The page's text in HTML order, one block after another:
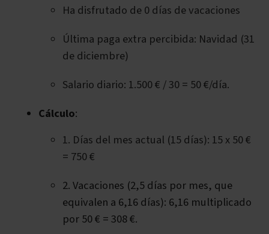
Ha disfrutado de 0 días de vacaciones
Última paga extra percibida: Navidad (31
de diciembre)
Salario diario: 1.500 € / 30 = 50 €/día.
Cálculo:
1. Días del mes actual (15 días): 15 x 50 €
= 750 €
2. Vacaciones (2,5 días por mes, que
equivalen a 6,16 días): 6,16 multiplicado
por 50 € = 308 €.